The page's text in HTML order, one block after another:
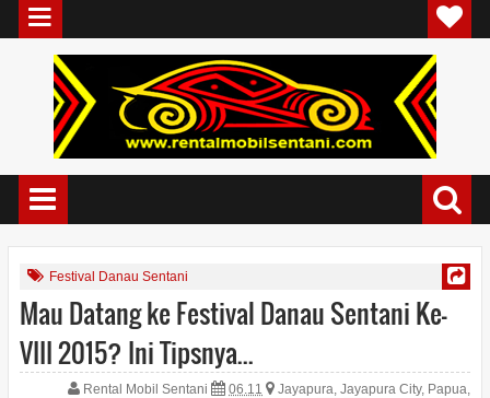
Festival Danau Sentani
Mau Datang ke Festival Danau Sentani Ke-
VIII 2015? Ini Tipsnya...
Rental Mobil Sentani 06.11
Jayapura, Jayapura City, Papua,